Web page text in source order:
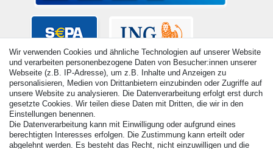
Wir verwenden Cookies und ähnliche Technologien auf unserer Website
und verarbeiten personenbezogene Daten von Besucher:innen unserer
Webseite (z.B. IP-Adresse), um z.B. Inhalte und Anzeigen zu
personalisieren, Medien von Drittanbietern einzubinden oder Zugriffe auf
unsere Website zu analysieren. Die Datenverarbeitung erfolgt erst durch
gesetzte Cookies. Wir teilen diese Daten mit Dritten, die wir in den
Einstellungen benennen.
Die Datenverarbeitung kann mit Einwilligung oder aufgrund eines
berechtigten Interesses erfolgen. Die Zustimmung kann erteilt oder
abgelehnt werden. Es besteht das Recht, nicht einzuwilligen und die